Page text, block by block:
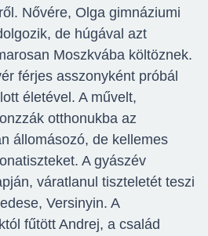
Nővére, Olga gimnáziumi
de húgával azt
Moszkvába költöznek.
férjes asszonyként próbál
életével. A művelt,
otthonukba az
állomásozó, de kellemes
A gyászév
váratlanul tiszteletét teszi
Versinyin. A
fűtött Andrej, a család